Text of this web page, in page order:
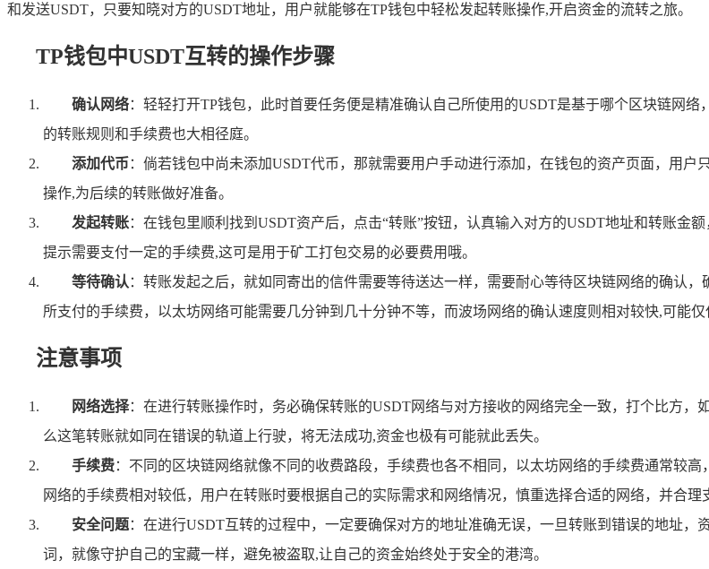
和发送USDT，只要知晓对方的USDT地址，用户就能够在TP钱包中轻松发起转账操作,开启资金的流转之旅。
TP钱包中USDT互转的操作步骤
确认网络：轻轻打开TP钱包，此时首要任务便是精准确认自己所使用的USDT是基于哪个区块链网
的转账规则和手续费也大相径庭。
添加代币 ：倘若钱包中尚未添加USDT代币，那就需要用户手动进行添加，在钱包的资产页面，用
操作,为后续的转账做好准备。
发起转账：在钱包里顺利找到USDT资产后，点击“转账”按钮，认真输入对方的USDT地址和转账金
提示需要支付一定的手续费,这可是用于矿工打包交易的必要费用哦。
等待确认 ：转账发起之后，就如同寄出的信件需要等待送达一样，需要耐心等待区块链网络的确认
所支付的手续费，以太坊网络可能需要几分钟到几十分钟不等，而波场网络的确认速度则相对较快,可能仅
注意事项
网络选择：在进行转账操作时，务必确保转账的USDT网络与对方接收的网络完全一致，打个比方，
么这笔转账就如同在错误的轨道上行驶，将无法成功,资金也极有可能就此丢失。
手续费：不同的区块链网络就像不同的收费路段，手续费也各不相同，以太坊网络的手续费通常较
网络的手续费相对较低，用户在转账时要根据自己的实际需求和网络情况，慎重选择合适的网络，并合理
安全问题：在进行USDT互转的过程中，一定要确保对方的地址准确无误，一旦转账到错误的地址
词，就像守护自己的宝藏一样，避免被盗取,让自己的资金始终处于安全的港湾。